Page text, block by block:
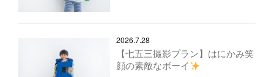
2026.7.28
【七五三撮影プラン】はにかみ笑
顔の素敵なボーイ